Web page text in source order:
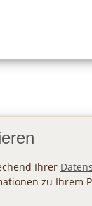
Ihrer
zu Ihrem